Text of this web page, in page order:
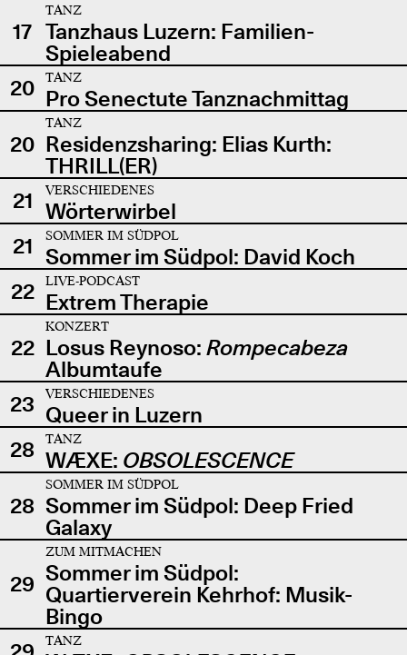
17
TANZ
Tanzhaus Luzern: Familien-
Spieleabend
20
TANZ
Pro Senectute Tanznachmittag
20
TANZ
Residenzsharing: Elias Kurth:
THRILL(ER)
21
VERSCHIEDENES
Wörterwirbel
21
SOMMER IM SÜDPOL
Sommer im Südpol: David Koch
22
LIVE-PODCAST
Extrem Therapie
22
KONZERT
Losus Reynoso: Rompecabeza
Albumtaufe
23
VERSCHIEDENES
Queer in Luzern
28
TANZ
WÆXE: OBSOLESCENCE
28
SOMMER IM SÜDPOL
Sommer im Südpol: Deep Fried
Galaxy
29
ZUM MITMACHEN
Sommer im Südpol:
Quartierverein Kehrhof: Musik-
Bingo
TANZ